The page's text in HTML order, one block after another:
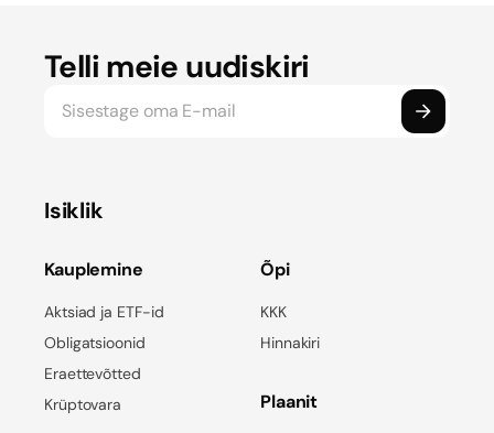
Telli meie uudiskiri
Isiklik
Kauplemine
Aktsiad ja ETF-id
Obligatsioonid
Eraettevõtted
Krüptovara
Õpi
KKK
Hinnakiri
Plaanit